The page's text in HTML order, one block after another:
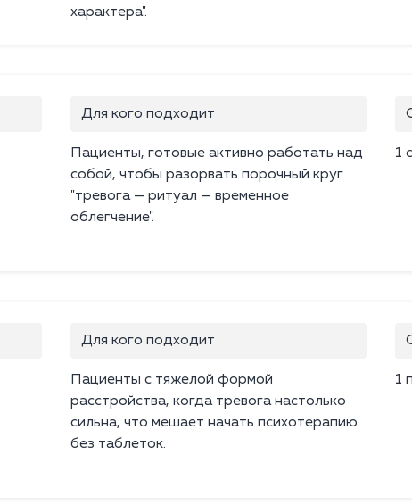
характера".
Для кого подходит
Пациенты, готовые активно работать над
собой, чтобы разорвать порочный круг
"тревога — ритуал — временное
облегчение".
1
Для кого подходит
Пациенты с тяжелой формой
расстройства, когда тревога настолько
сильна, что мешает начать психотерапию
без таблеток.
1